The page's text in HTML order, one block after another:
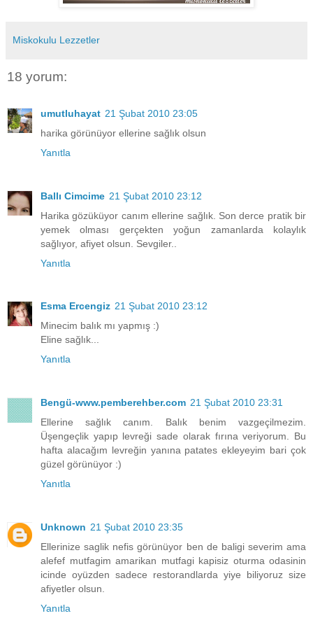
Miskokulu Lezzetler
18 yorum:
umutluhayat 21 Şubat 2010 23:05
harika görünüyor ellerine sağlık olsun
Yanıtla
Ballı Cimcime 21 Şubat 2010 23:12
Harika gözüküyor canım ellerine sağlık. Son derce pratik bir
yemek olması gerçekten yoğun zamanlarda kolaylık
sağlıyor, afiyet olsun. Sevgiler..
Yanıtla
Esma Ercengiz 21 Şubat 2010 23:12
Minecim balık mı yapmış :)
Eline sağlık...
Yanıtla
Bengü-www.pemberehber.com 21 Şubat 2010 23:31
Ellerine sağlık canım. Balık benim vazgeçilmezim.
Üşengeçlik yapıp levreği sade olarak fırına veriyorum. Bu
hafta alacağım levreğin yanına patates ekleyeyim bari çok
güzel görünüyor :)
Yanıtla
Unknown 21 Şubat 2010 23:35
Ellerinize saglik nefis görünüyor ben de baligi severim ama
alefef mutfagim amarikan mutfagi kapisiz oturma odasinin
icinde oyüzden sadece restorandlarda yiye biliyoruz size
afiyetler olsun.
Yanıtla